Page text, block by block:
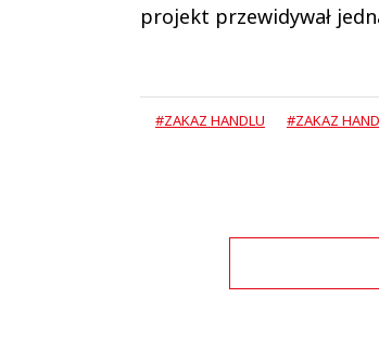
projekt przewidywał
#ZAKAZ HANDLU #ZAKAZ